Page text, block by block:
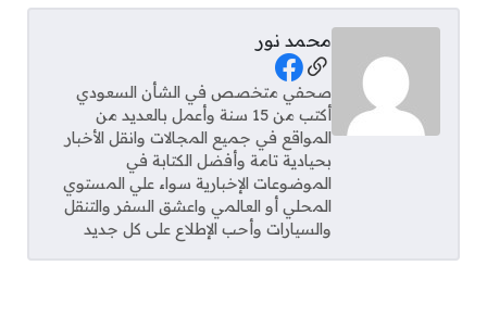
محمد نور
Social Links
صحفي متخصص في الشأن السعودي
أكتب من 15 سنة وأعمل بالعديد من
المواقع في جميع المجالات وانقل الأخبار
بحيادية تامة وأفضل الكتابة في
الموضوعات الإخبارية سواء علي المستوي
المحلي أو العالمي واعشق السفر والتنقل
والسيارات وأحب الإطلاع على كل جديد